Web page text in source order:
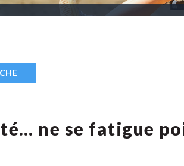
ne se fatigue